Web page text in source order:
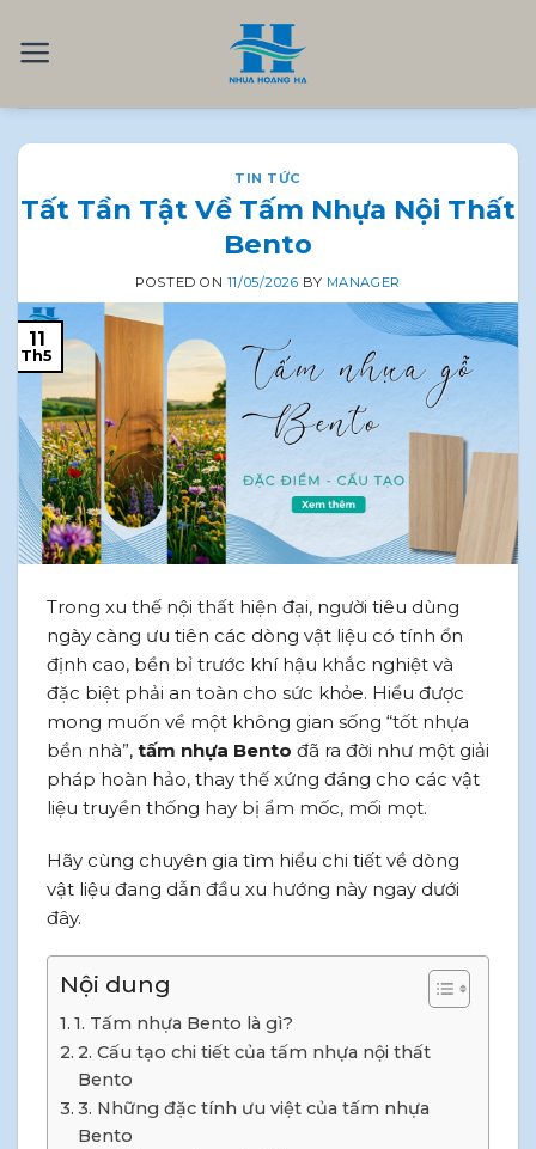
TIN TỨC
Tất Tần Tật Về Tấm Nhựa Nội Thất
Bento
POSTED ON 11/05/2026 BY MANAGER
11
Th5
Trong xu thế nội thất hiện đại, người tiêu dùng
ngày càng ưu tiên các dòng vật liệu có tính ổn
định cao, bền bỉ trước khí hậu khắc nghiệt và
đặc biệt phải an toàn cho sức khỏe. Hiểu được
mong muốn về một không gian sống “tốt nhựa
bền nhà”, tấm nhựa Bento đã ra đời như một giải
pháp hoàn hảo, thay thế xứng đáng cho các vật
liệu truyền thống hay bị ẩm mốc, mối mọt.
Hãy cùng chuyên gia tìm hiểu chi tiết về dòng
vật liệu đang dẫn đầu xu hướng này ngay dưới
đây.
Nội dung
1. Tấm nhựa Bento là gì?
2. Cấu tạo chi tiết của tấm nhựa nội thất
Bento
3. Những đặc tính ưu việt của tấm nhựa
Bento